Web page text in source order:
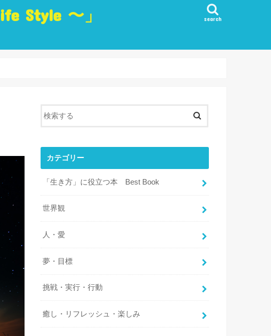
Style 〜」 search
カテゴリー
「生き方」に役立つ本 Best Book
世界観
人・愛
夢・目標
挑戦・実行・行動
癒し・リフレッシュ・楽しみ